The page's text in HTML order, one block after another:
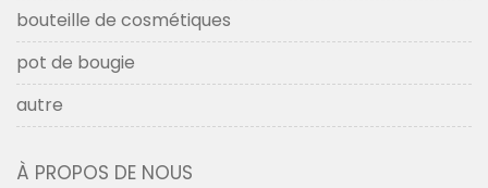
bouteille de cosmétiques
pot de bougie
autre
À PROPOS DE NOUS